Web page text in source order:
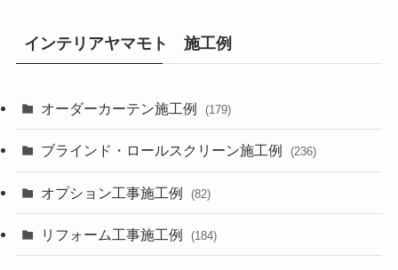
インテリアヤマモト 施工例
オーダーカーテン施工例 (179)
ブラインド・ロールスクリーン施工例 (236)
オプション工事施工例 (82)
リフォーム工事施工例 (184)